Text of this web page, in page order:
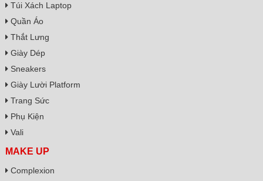
Túi Xách Laptop
Quần Áo
Thắt Lưng
Giày Dép
Sneakers
Giày Lười Platform
Trang Sức
Phụ Kiện
Vali
MAKE UP
Complexion